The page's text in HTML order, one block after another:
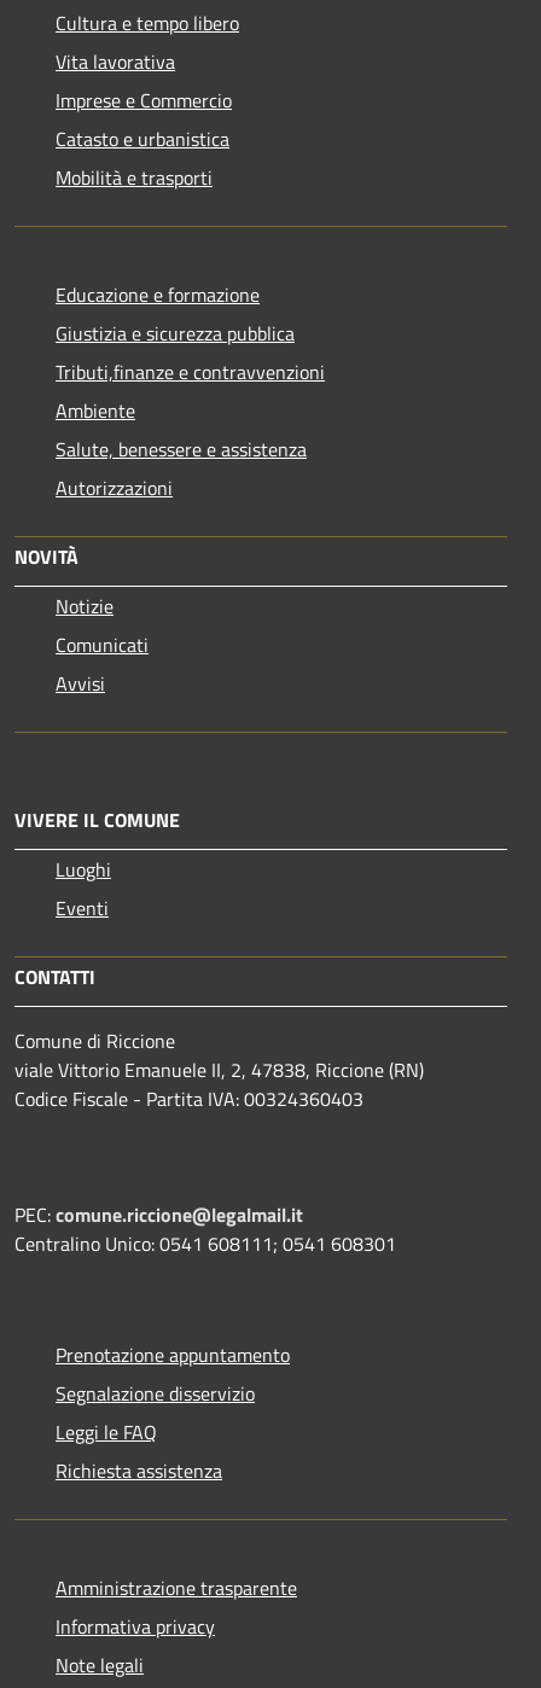
Cultura e tempo libero
Vita lavorativa
Imprese e Commercio
Catasto e urbanistica
Mobilità e trasporti
Educazione e formazione
Giustizia e sicurezza pubblica
Tributi,finanze e contravvenzioni
Ambiente
Salute, benessere e assistenza
Autorizzazioni
NOVITÀ
Notizie
Comunicati
Avvisi
VIVERE IL COMUNE
Luoghi
Eventi
CONTATTI
Comune di Riccione
viale Vittorio Emanuele II, 2, 47838, Riccione (RN)
Codice Fiscale - Partita IVA: 00324360403
PEC:comune.riccione@legalmail.it
Centralino Unico: 0541 608111; 0541 608301
Prenotazione appuntamento
Segnalazione disservizio
Leggi le FAQ
Richiesta assistenza
Amministrazione trasparente
Informativa privacy
Note legali